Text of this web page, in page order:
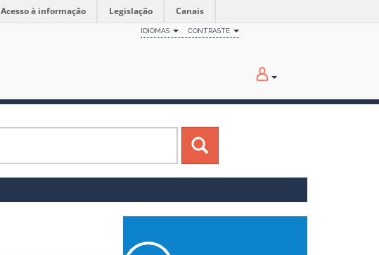
Acesso à informação Legislação Canais
IDIOMAS CONTRASTE